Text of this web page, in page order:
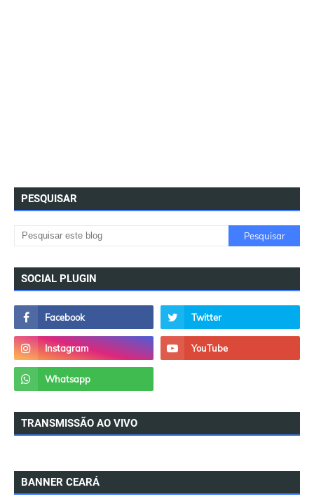
PESQUISAR
SOCIAL PLUGIN
TRANSMISSÃO AO VIVO
BANNER CEARÁ